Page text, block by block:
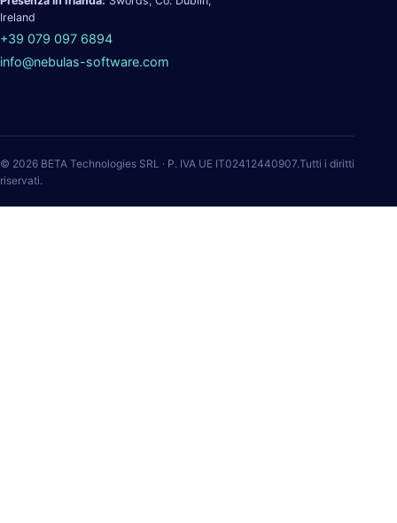
Ireland
+39 079 097 6894
info@nebulas-software.com
© 2026 BETA Technologies SRL · P. IVA UE IT02412440907.Tutti i diritti
riservati.